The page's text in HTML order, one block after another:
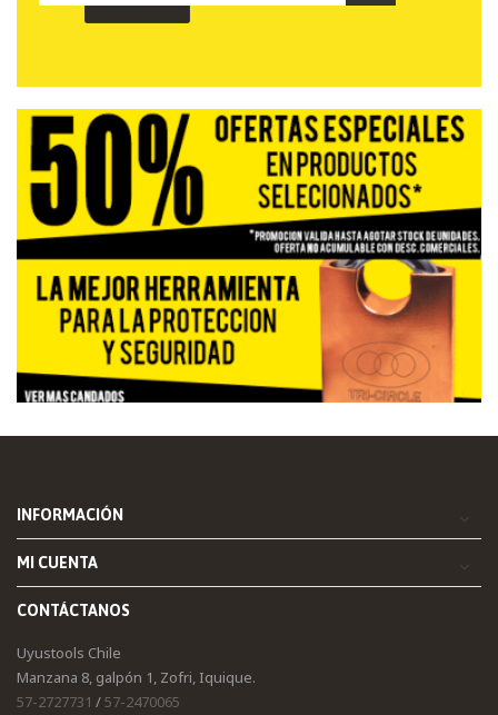
INFORMACIÓN
MI CUENTA
CONTÁCTANOS
Uyustools Chile
Manzana 8, galpón 1, Zofri, Iquique.
57-2727731 /57-2470065